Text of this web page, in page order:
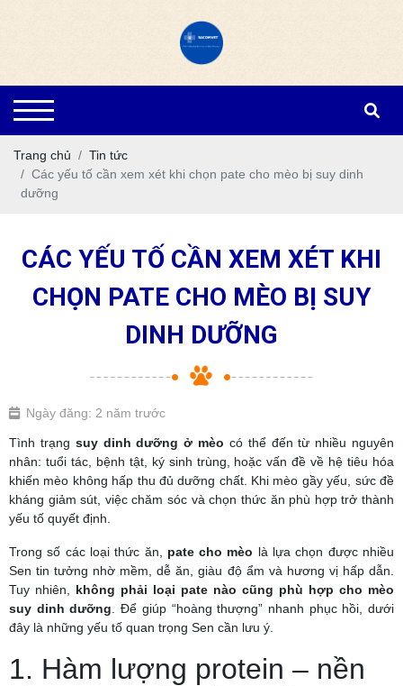
Trang chủ
Tin tức
Các yếu tố cần xem xét khi chọn pate cho mèo bị suy dinh
dưỡng
CÁC YẾU TỐ CẦN XEM XÉT KHI
CHỌN PATE CHO MÈO BỊ SUY
DINH DƯỠNG
Ngày đăng: 2 năm trước
Tình trạng suy dinh dưỡng ở mèo có thể đến từ nhiều nguyên
nhân: tuổi tác, bệnh tật, ký sinh trùng, hoặc vấn đề về hệ tiêu hóa
khiến mèo không hấp thu đủ dưỡng chất. Khi mèo gầy yếu, sức đề
kháng giảm sút, việc chăm sóc và chọn thức ăn phù hợp trở thành
yếu tố quyết định.
Trong số các loại thức ăn, pate cho mèo là lựa chọn được nhiều
Sen tin tưởng nhờ mềm, dễ ăn, giàu độ ẩm và hương vị hấp dẫn.
Tuy nhiên, không phải loại pate nào cũng phù hợp cho mèo
suy dinh dưỡng . Để giúp “hoàng thượng” nhanh phục hồi, dưới
đây là những yếu tố quan trọng Sen cần lưu ý.
1. Hàm lượng protein – nền